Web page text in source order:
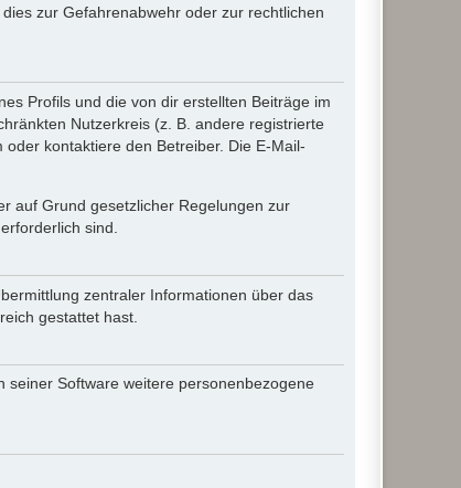
zur Gefahrenabwehr oder zur rechtlichen
Profils und die von dir erstellten Beiträge im
Nutzerkreis (z. B. andere registrierte
kontaktiere den Betreiber. Die E-Mail-
auf Grund gesetzlicher Regelungen zur
sind.
zentraler Informationen über das
gestattet hast.
seiner Software weitere personenbezogene